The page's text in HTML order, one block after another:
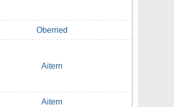
Oberried
Aitern
Aitern